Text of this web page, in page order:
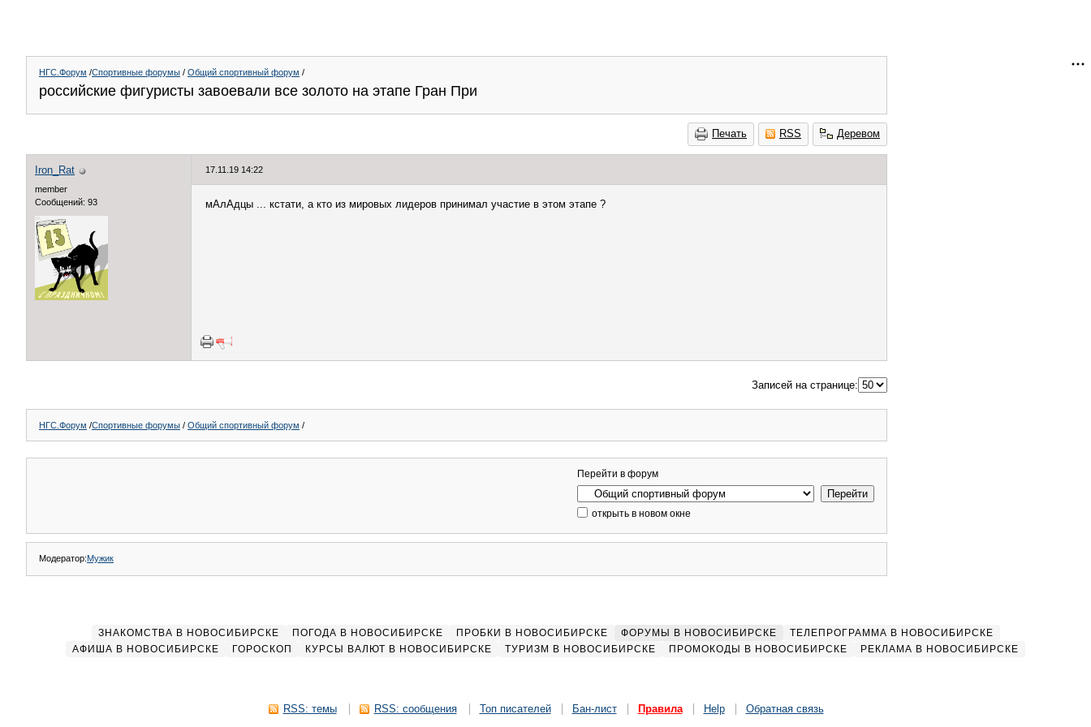
НГС.Форум /Спортивные форумы / Общий спортивный форум /
российские фигуристы завоевали все золото на этапе Гран При
Печать RSS Деревом
Iron_Rat
member
Сообщений: 93
17.11.19 14:22
мАлАдцы ... кстати, а кто из мировых лидеров принимал участие в этом этапе ?
Записей на странице:
НГС.Форум /Спортивные форумы / Общий спортивный форум /
Перейти в форум
открыть в новом окне
Модератор:Мужик
ЗНАКОМСТВА В НОВОСИБИРСКЕ ПОГОДА В НОВОСИБИРСКЕ ПРОБКИ В НОВОСИБИРСКЕ ФОРУМЫ В НОВОСИБИРСКЕ
ТЕЛЕПРОГРАММА В НОВОСИБИРСКЕ
АФИША В НОВОСИБИРСКЕ
ГОРОСКОП КУРСЫ ВАЛЮТ В НОВОСИБИРСКЕ ТУРИЗМ В НОВОСИБИРСКЕ ПРОМОКОДЫ В НОВОСИБИРСКЕ РЕКЛАМА В НОВОСИБИРСКЕ
RSS: темы RSS: сообщения Топ писателей Бан-лист Правила Help Обратная связь